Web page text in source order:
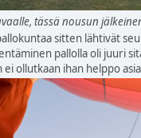
tässä nousun
sitten lähtivät
pallolla oli juuri
ollutkaan ihan helppo